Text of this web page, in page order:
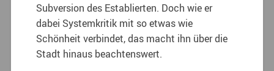
Subversion des Establierten. Doch wie er
dabei Systemkritik mit so etwas wie
Schönheit verbindet, das macht ihn über die
Stadt hinaus beachtenswert.